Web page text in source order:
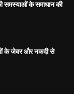
समस्याओं के समाधान की
के जेवर और नकदी से